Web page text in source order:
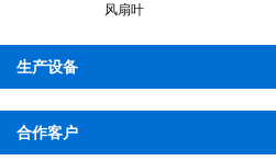
风扇叶
生产设备
合作客户